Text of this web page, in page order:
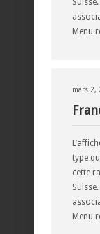
Menu
mars 2,
type
cette
Menu